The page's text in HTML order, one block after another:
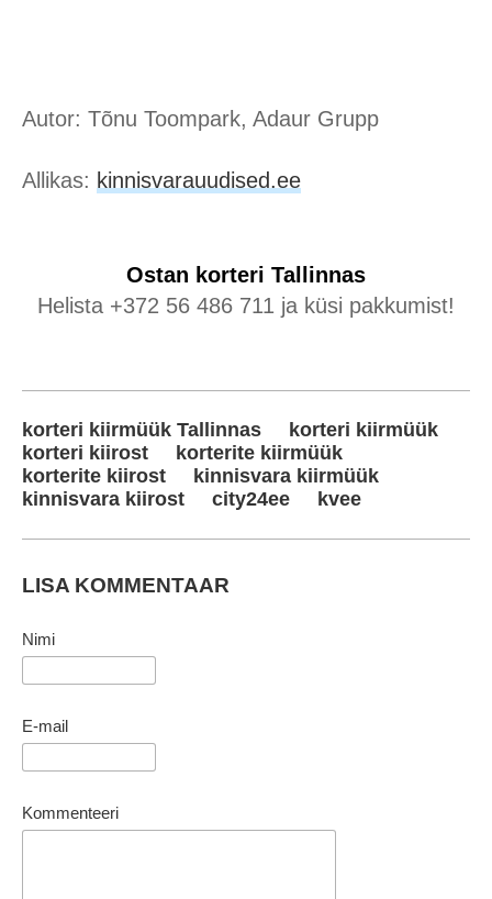
Autor: Tõnu Toompark, Adaur Grupp
Allikas: kinnisvarauudised.ee
Ostan korteri Tallinnas
Helista +372 56 486 711 ja küsi pakkumist!
korteri kiirmüük Tallinnas
korteri kiirmüük
korteri kiirost
korterite kiirmüük
korterite kiirost
kinnisvara kiirmüük
kinnisvara kiirost
city24ee kvee
LISA KOMMENTAAR
Nimi
E-mail
Kommenteeri